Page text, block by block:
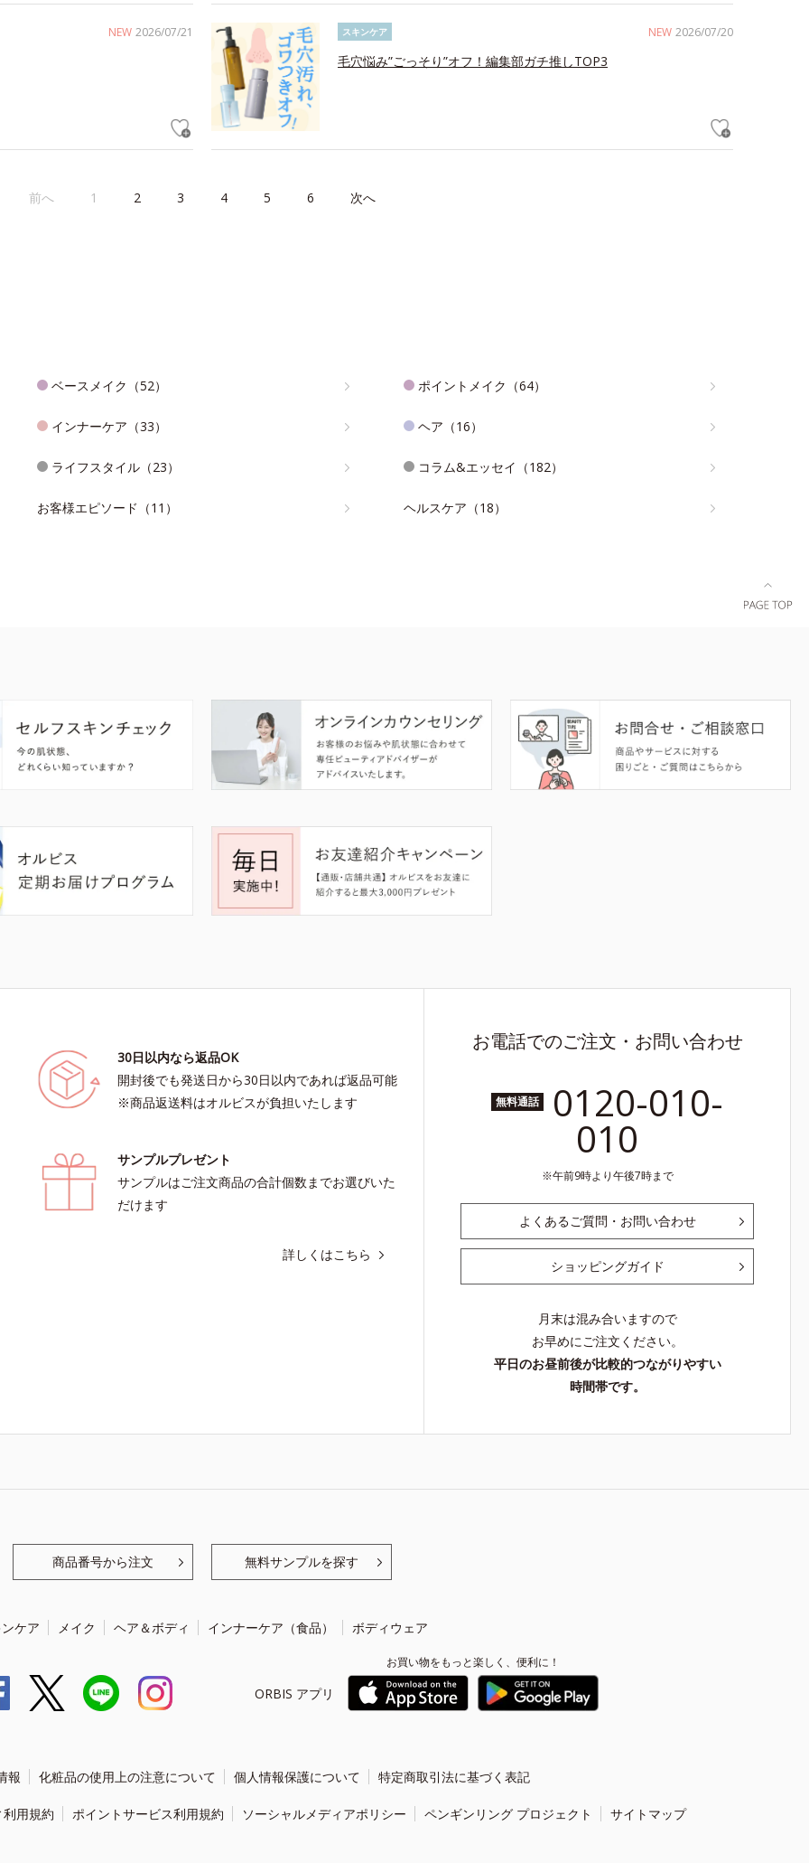
NEW 2026/07/21 NEW 2026/07/20
スキンケア
毛穴悩み”ごっそり”オフ！編集部ガチ推しTOP3
前へ 1 2 3 4 5 6 次へ
ベースメイク（52） ポイントメイク（64）
インナーケア（33） ヘア（16）
ライフスタイル（23） コラム&エッセイ（182）
お客様エピソード（11） ヘルスケア（18）
30日以内なら返品OK
開封後でも発送日から30日以内であれば返品可能
※商品返送料はオルビスが負担いたします
サンプルプレゼント
サンプルはご注文商品の合計個数までお選びいた
だけます
詳しくはこちら
お電話でのご注文・お問い合わせ
無料通話 0120-010-
010
午前9時より午後7時まで
よくあるご質問・お問い合わせ
ショッピングガイド
月末は混み合いますので
お早めにご注文ください。
平日のお昼前後が比較的つながりやすい
時間帯です。
商品番号から注文 無料サンプルを探す
ケア メイク ヘア＆ボディ インナーケア（食品） ボディウェア
ORBIS アプリ
お買い物をもっと楽しく、便利に！
報 化粧品の使用上の注意について 個人情報保護について 特定商取引法に基づく表記
用規約 ポイントサービス利用規約 ソーシャルメディアポリシー ペンギンリング プロジェクト サイトマップ